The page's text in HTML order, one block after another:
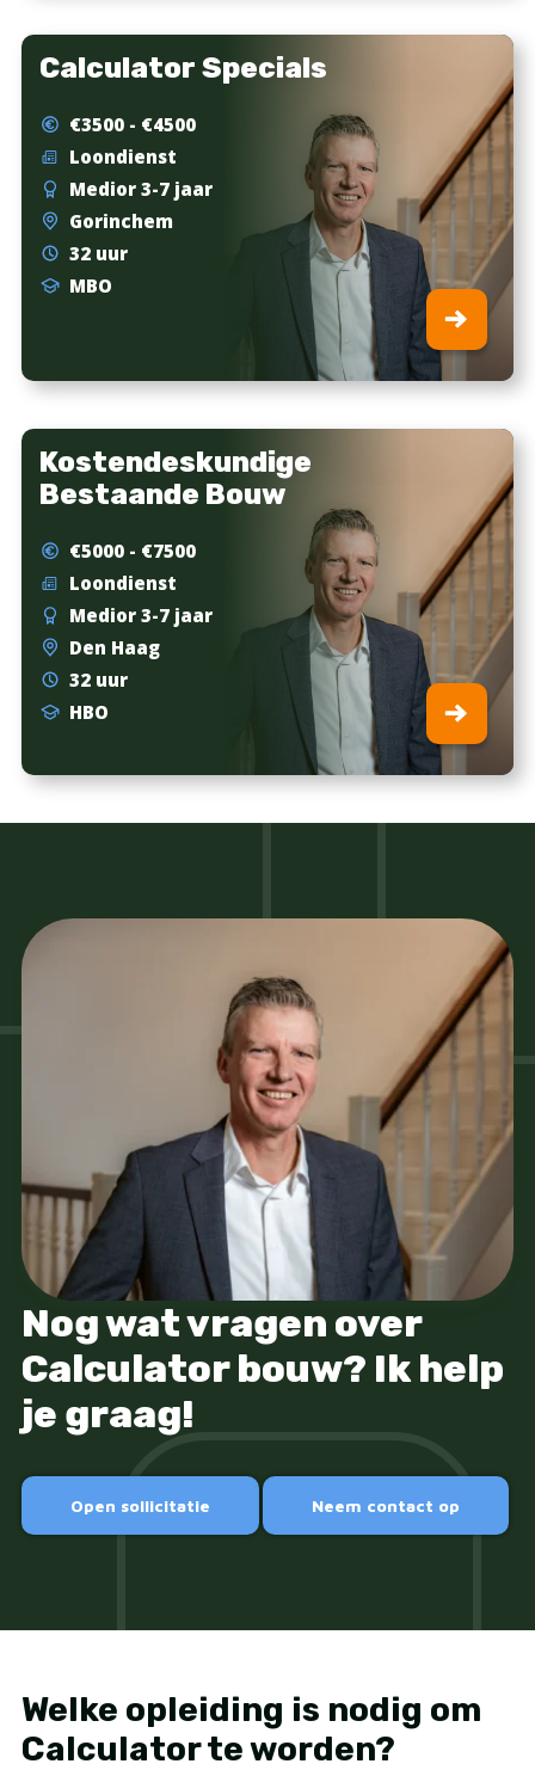
Calculator Specials
€3500 - €4500
Loondienst
Medior 3-7 jaar
Gorinchem
32 uur
MBO
Kostendeskundige
Bestaande Bouw
€5000 - €7500
Loondienst
Medior 3-7 jaar
Den Haag
32 uur
HBO
Nog wat vragen over
Calculator bouw? Ik help
je graag!
Open sollicitatie Neem contact op
Welke opleiding is nodig om
Calculator te worden?